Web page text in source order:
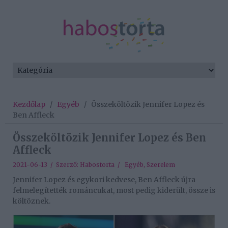
Kezdőlap / Egyéb / Összeköltözik Jennifer Lopez és
Ben Affleck
Összeköltözik Jennifer Lopez és Ben
Affleck
2021-06-13 / Szerző: Habostorta / Egyéb, Szerelem
Jennifer Lopez és egykori kedvese, Ben Affleck újra
felmelegítették románcukat, most pedig kiderült, össze is
költöznek.